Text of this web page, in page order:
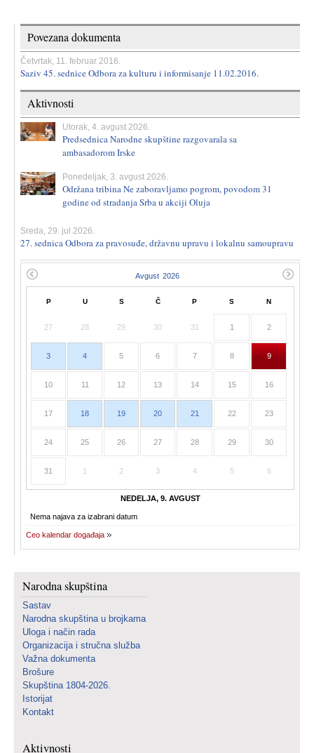
Povezana dokumenta
Četvrtak, 11. februar 2016.
Saziv 45. sednice Odbora za kulturu i informisanje 11.02.2016.
Aktivnosti
Utorak, 4. avgust 2026.
Predsednica Narodne skupštine razgovarala sa
ambasadorom Irske
Ponedeljak, 3. avgust 2026.
Održana tribina Ne zaboravljamo pogrom, povodom 31
godine od stradanja Srba u akciji Oluja
Sreda, 29. jul 2026.
27. sednica Odbora za pravosuđe, državnu upravu i lokalnu samoupravu
P U S Č P S N
27 28 29 30 31 1 2
3 4 5 6 7 8 9
10 11 12 13 14 15 16
17 18 19 20 21 22 23
24 25 26 27 28 29 30
31 1 2 3 4 5 6
NEDELJA, 9. AVGUST
Nema najava za izabrani datum
Ceo kalendar događaja
Narodna skupština
Sastav
Narodna skupština u brojkama
Uloga i način rada
Organizacija i stručna služba
Važna dokumenta
Brošure
Skupština 1804-2026.
Istorijat
Kontakt
Aktivnosti